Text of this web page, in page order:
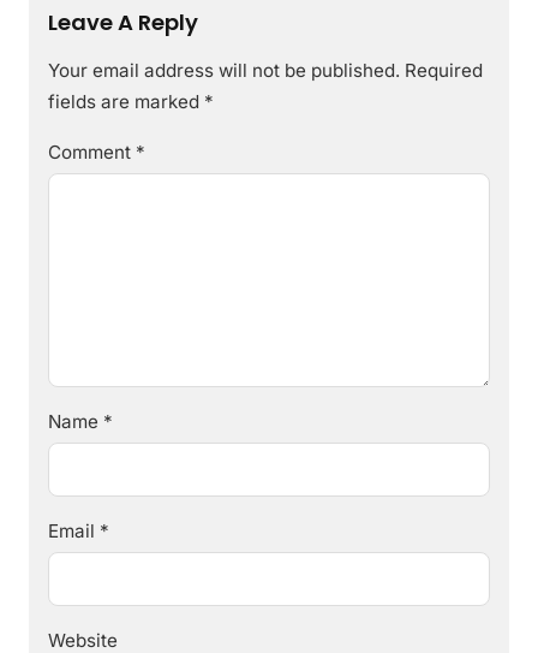
Leave A Reply
Your email address will not be published. Required
fields are marked *
Comment *
Name *
Email *
Website